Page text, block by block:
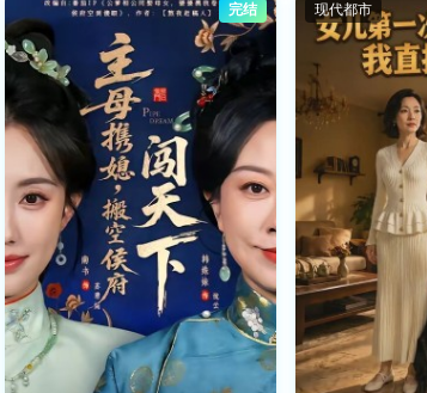
完结 现代都市